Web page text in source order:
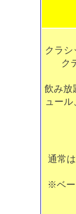
クラ
ク
飲み放
ュー
通常
※ベー